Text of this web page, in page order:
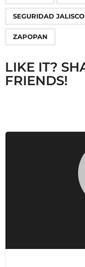
n
SEGURIDAD JALISCO
ZAPOPAN
LIKE IT?
FRIENDS!